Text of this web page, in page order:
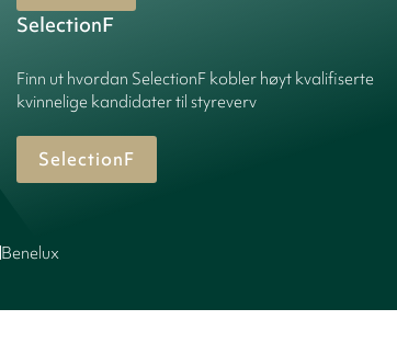
SelectionF
Finn ut hvordan SelectionF kobler høyt kvalifiserte
kvinnelige kandidater til styreverv
SelectionF
Benelux